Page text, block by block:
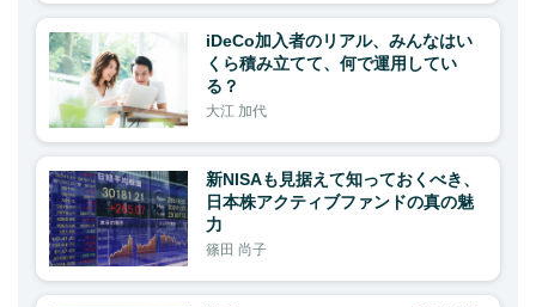
iDeCo加入者のリアル、みんなはい
くら積み立てて、何で運用してい
る？
大江 加代
新NISAも見据えて知っておくべき、
日本株アクティブファンドの真の魅
力
篠田 尚子